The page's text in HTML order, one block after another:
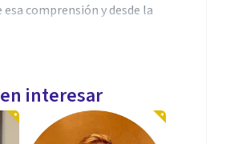
comprensión y desde la
conductual, terapia
interesar